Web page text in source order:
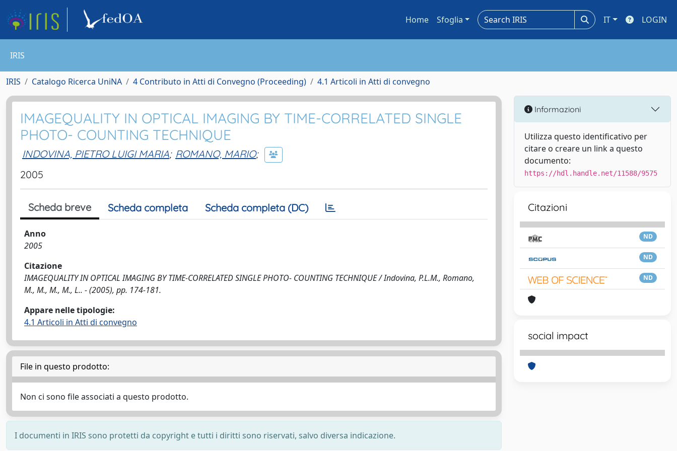
Home Sfoglia IT LOGIN
IRIS
IRIS Catalogo Ricerca UniNA 4 Contributo in Atti di Convegno (Proceeding) 4.1 Articoli in Atti di convegno
IMAGEQUALITY IN OPTICAL IMAGING BY TIME-CORRELATED SINGLE
PHOTO- COUNTING TECHNIQUE
INDOVINA, PIETRO LUIGI MARIA; ROMANO, MARIO;
2005
Scheda breve Scheda completa Scheda completa (DC)
Anno
2005
Citazione
IMAGEQUALITY IN OPTICAL IMAGING BY TIME-CORRELATED SINGLE PHOTO- COUNTING TECHNIQUE / Indovina, P.L.M., Romano,
M., M., M., M., L.. - (2005), pp. 174-181.
Appare nelle tipologie:
4.1 Articoli in Atti di convegno
File in questo prodotto:
Non ci sono file associati a questo prodotto.
I documenti in IRIS sono protetti da copyright e tutti i diritti sono riservati, salvo diversa indicazione.
Informazioni
Utilizza questo identificativo per
citare o creare un link a questo
documento:
https://hdl.handle.net/11588/9575
Citazioni
ND
ND
ND
social impact